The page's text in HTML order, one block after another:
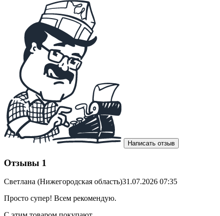
Написать отзыв
Отзывы 1
Светлана (Нижегородская область)31.07.2026 07:35
Просто супер! Всем рекомендую.